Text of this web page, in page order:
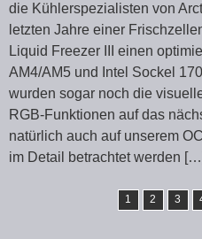
die Kühlerspezialisten von
letzten Jahre einer
Liquid Freezer III einen
AM4/AM5 und Intel Sockel
wurden sogar noch die
RGB-Funktionen auf das
natürlich auch auf unserem
im Detail betrachtet werden
1 2 3